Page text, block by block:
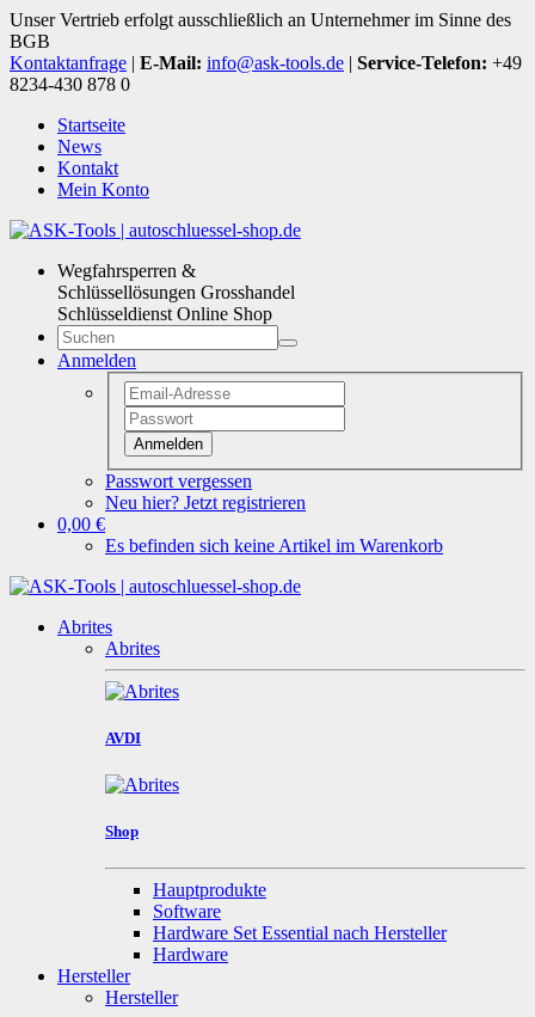
Unser Vertrieb erfolgt ausschließlich an Unternehmer im Sinne des
BGB
Kontaktanfrage | E-Mail: info@ask-tools.de | Service-Telefon: +49
8234-430 878 0
Startseite
News
Kontakt
Mein Konto
Wegfahrsperren &
Schlüssellösungen Grosshandel
Schlüsseldienst Online Shop
Anmelden
Anmelden
Passwort vergessen
Neu hier? Jetzt registrieren
0,00 €
Es befinden sich keine Artikel im Warenkorb
Abrites
Abrites
AVDI
Shop
Hauptprodukte
Software
Hardware Set Essential nach Hersteller
Hardware
Hersteller
Hersteller